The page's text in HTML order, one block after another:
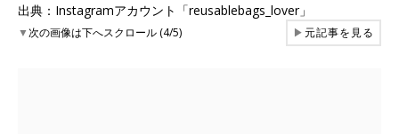
出典：Instagramアカウント「reusablebags_lover」
▼次の画像は下へスクロール (4/5) ▶元記事を見る